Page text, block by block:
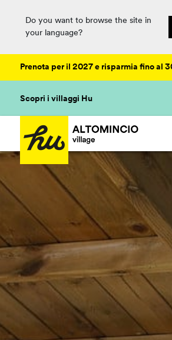
Do you want to browse the site in
your language?
Prenota per il 2027 e risparmia fino al
Scopri i villaggi Hu